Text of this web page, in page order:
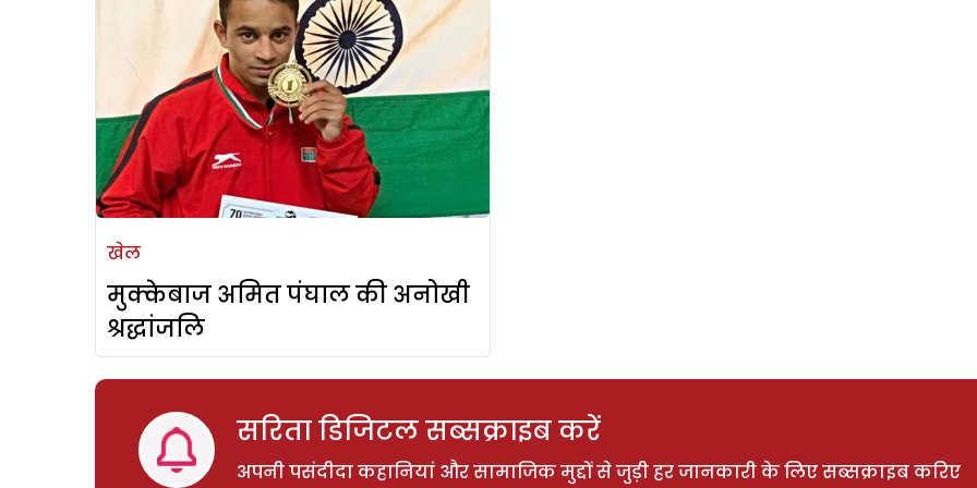
खेल
मुक्केबाज अमित पंघाल की अनोखी
श्रद्धांजलि
सरिता डिजिटल सब्सक्राइब करें
अपनी पसंदीदा कहानियां और सामाजिक मुद्दों से जुड़ी हर जानकारी के लिए सब्सक्राइब करिए